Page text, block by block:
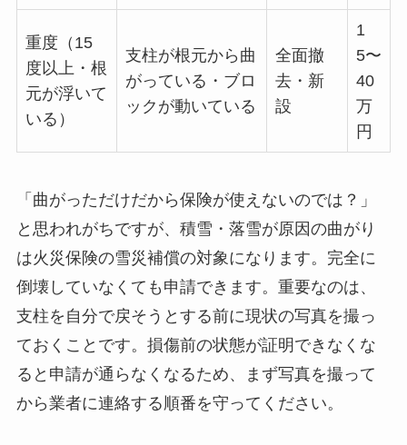
重度（15
度以上・根
元が浮いて
いる）
支柱が根元から曲
がっている・ブロ
ックが動いている
全面撤
去・新
設
1
5〜
40
万
円
「曲がっただけだから保険が使えないのでは？」
と思われがちですが、積雪・落雪が原因の曲がり
は火災保険の雪災補償の対象になります。完全に
倒壊していなくても申請できます。重要なのは、
支柱を自分で戻そうとする前に現状の写真を撮っ
ておくことです。損傷前の状態が証明できなくな
ると申請が通らなくなるため、まず写真を撮って
から業者に連絡する順番を守ってください。